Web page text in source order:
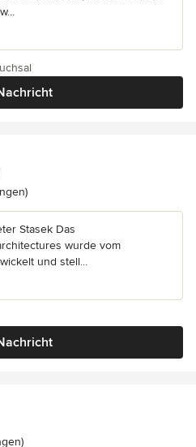
5 von 5 Sternen
Stasek Das
wurde vom
und stell...
5 von 5 Sternen